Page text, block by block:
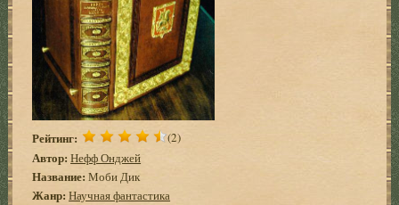
Рейтинг: (2)
Автор: Нефф Онджей
Название: Моби Дик
Жанр: Научная фантастика